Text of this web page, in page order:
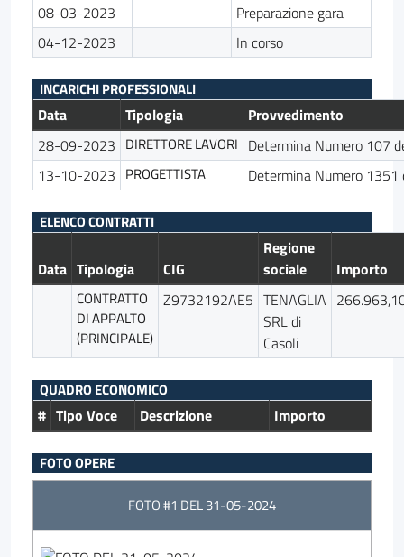
08-03-2023
Preparazione gara
04-12-2023
In corso
INCARICHI PROFESSIONALI
Data Tipologia
Provvedimento
28-09-2023 DIRETTORE LAVORI Determina Numero 107
13-10-2023 PROGETTISTA Determina Numero
ELENCO CONTRATTI
Data Tipologia CIG
Regione
sociale
Importo
CONTRATTO
DI APPALTO
(PRINCIPALE)
Z9732192AE5 TENAGLIA
SRL di
Casoli
QUADRO ECONOMICO
# Tipo Voce Descrizione Importo
FOTO OPERE
FOTO #1 DEL 31-05-2024